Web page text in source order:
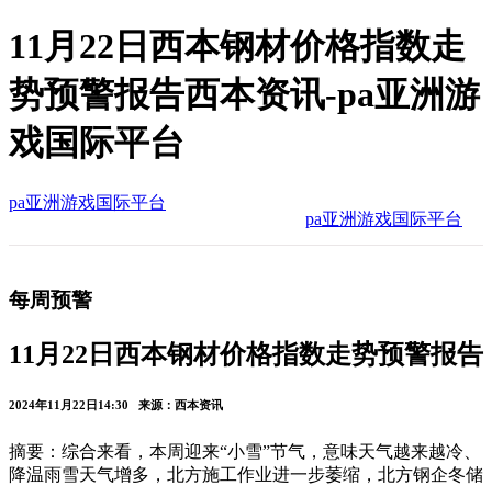
11月22日西本钢材价格指数走
势预警报告西本资讯-pa亚洲游
戏国际平台
pa亚洲游戏国际平台
pa亚洲游戏国际平台
每周预警
11月22日西本钢材价格指数走势预警报告
2024年11月22日14:30 来源：西本资讯
摘要：综合来看，本周迎来“小雪”节气，意味天气越来越冷、
降温雨雪天气增多，北方施工作业进一步萎缩，北方钢企冬储